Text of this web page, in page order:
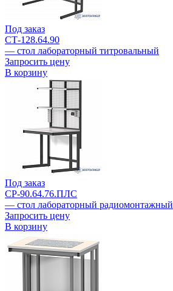
Под заказ
СТ-128.64.90
— стол лабораторный титровальный
Запросить цену
В корзину
Под заказ
СР-90.64.76.ПЛС
— стол лабораторный радиомонтажный
Запросить цену
В корзину